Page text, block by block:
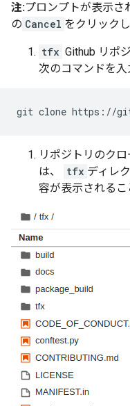
注:プロンプトが表示さ
の Cancel をクリックし
tfx Github リポ
次のコマンドを入
リポジトリのク
は、
tfx ディレ
容が表示されるこ